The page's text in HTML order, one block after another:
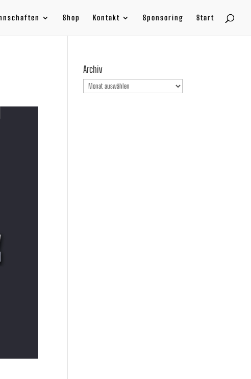
Shop Kontakt Sponsoring Start
Archiv
Archiv